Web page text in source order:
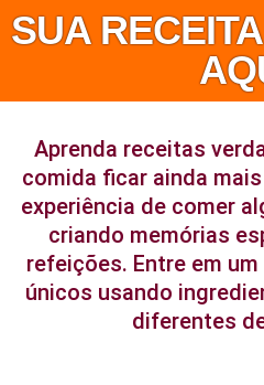
SUA
Aprenda receitas
comida ficar ainda
experiência de comer
criando memórias
refeições. Entre em
únicos usando
diferentes